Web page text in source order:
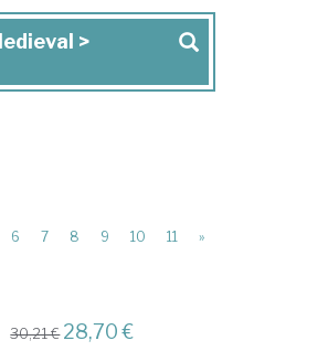
>
6 7 8 9 10 11 »
30,21 € 28,70 €